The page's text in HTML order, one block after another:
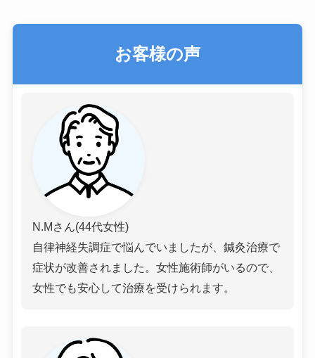
お客様の声
N.Mさん(44代女性)
自律神経失調症で悩んでいましたが、鍼灸治療で
症状が改善されました。女性施術師がいるので、
女性でも安心して治療を受けられます。